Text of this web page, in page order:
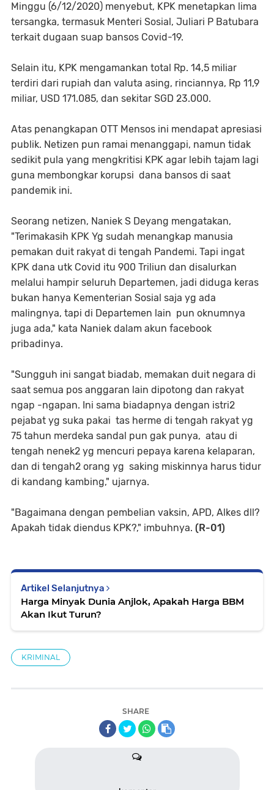
Minggu (6/12/2020) menyebut, KPK menetapkan lima
tersangka, termasuk Menteri Sosial, Juliari P Batubara
terkait dugaan suap bansos Covid-19.
Selain itu, KPK mengamankan total Rp. 14,5 miliar
terdiri dari rupiah dan valuta asing, rinciannya, Rp 11,9
miliar, USD 171.085, dan sekitar SGD 23.000.
Atas penangkapan OTT Mensos ini mendapat apresiasi
publik. Netizen pun ramai menanggapi, namun tidak
sedikit pula yang mengkritisi KPK agar lebih tajam lagi
guna membongkar korupsi dana bansos di saat
pandemik ini.
Seorang netizen, Naniek S Deyang mengatakan,
"Terimakasih KPK Yg sudah menangkap manusia
pemakan duit rakyat di tengah Pandemi. Tapi ingat
KPK dana utk Covid itu 900 Triliun dan disalurkan
melalui hampir seluruh Departemen, jadi diduga keras
bukan hanya Kementerian Sosial saja yg ada
malingnya, tapi di Departemen lain pun oknumnya
juga ada," kata Naniek dalam akun facebook
pribadinya.
"Sungguh ini sangat biadab, memakan duit negara di
saat semua pos anggaran lain dipotong dan rakyat
ngap -ngapan. Ini sama biadapnya dengan istri2
pejabat yg suka pakai tas herme di tengah rakyat yg
75 tahun merdeka sandal pun gak punya, atau di
tengah nenek2 yg mencuri pepaya karena kelaparan,
dan di tengah2 orang yg saking miskinnya harus tidur
di kandang kambing," ujarnya.
"Bagaimana dengan pembelian vaksin, APD, Alkes dll?
Apakah tidak diendus KPK?," imbuhnya. (R-01)
Artikel Selanjutnya
Harga Minyak Dunia Anjlok, Apakah Harga BBM
Akan Ikut Turun?
KRIMINAL
SHARE